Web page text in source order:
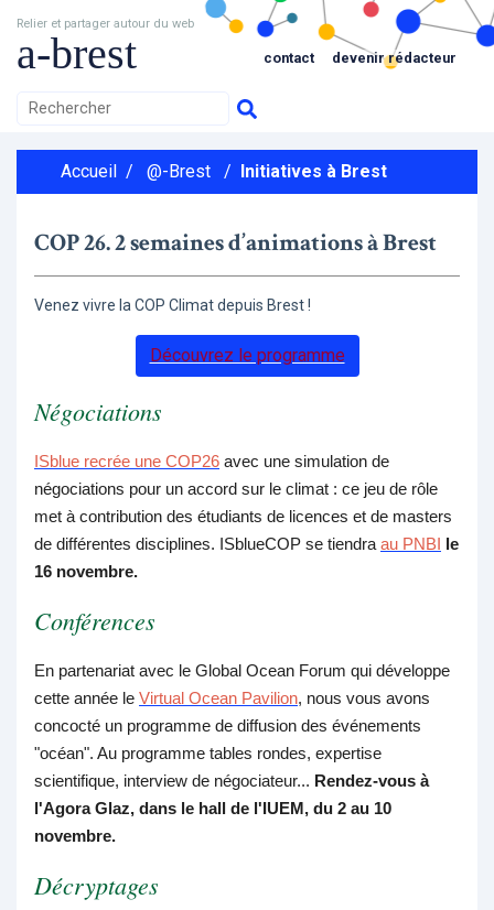
Relier et partager autour du web
a-brest contact devenir rédacteur
Accueil / @-Brest / Initiatives à Brest
COP 26. 2 semaines d’animations à Brest
Venez vivre la COP Climat depuis Brest !
Découvrez le programme
Négociations
ISblue recrée une COP26 avec une simulation de
négociations pour un accord sur le climat : ce jeu de rôle
met à contribution des étudiants de licences et de masters
de différentes disciplines. ISblueCOP se tiendra au PNBI le
16 novembre.
Conférences
En partenariat avec le Global Ocean Forum qui développe
cette année le Virtual Ocean Pavilion, nous vous avons
concocté un programme de diffusion des événements
"océan". Au programme tables rondes, expertise
scientifique, interview de négociateur... Rendez-vous à
l'Agora Glaz, dans le hall de l'IUEM, du 2 au 10
novembre.
Décryptages